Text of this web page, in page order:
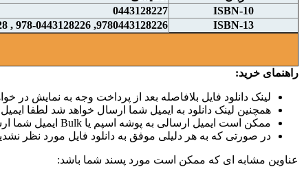
ISBN-10
0443128227
ISBN-13
9780443128226, 978-0443128226 , 9780443249228, 978-0443249228
راهنمای خرید:
لینک دانلود فایل بلافاصله بعد از پرداخت وجه به نمایش در
همچنین لینک دانلود به ایمیل شما ارسال خواهد شد لطفا ایمیل
ممکن است ایمیل ارسالی به پوشه اسپم یا Bulk ایمیل شما ارسال شده باشد.
در صورتی که به هر دلیلی موفق به دانلود فایل مورد نظر
عناوین مشابه ای که ممکن است مورد پسند شما باشد: